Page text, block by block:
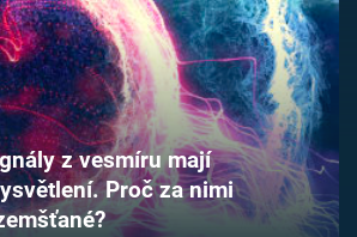
z vesmíru mají
Proč za nimi